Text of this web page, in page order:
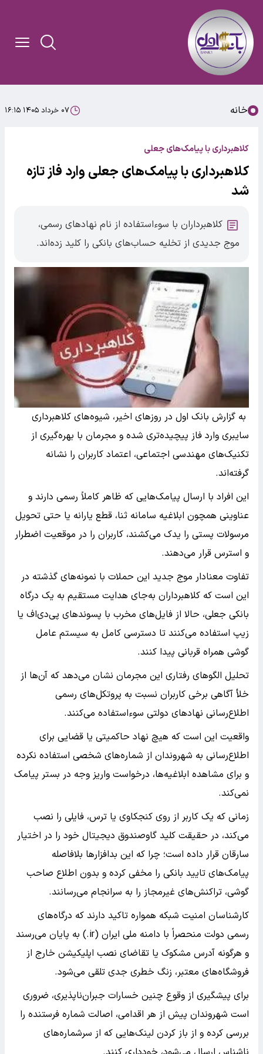
خانه ۰۷ خرداد ۱۴۰۵ ۱۶:۱۵
کلاهبرداری با پیامک‌های جعلی
کلاهبرداری با پیامک‌های جعلی وارد فاز تازه
شد
کلاهبرداران با سوءاستفاده از نام نهادهای رسمی،
موج جدیدی از تخلیه حساب‌های بانکی را کلید زده‌اند.
به گزارش بانک اول در روزهای اخیر، شیوه‌های کلاهبرداری
سایبری وارد فاز پیچیده‌تری شده و مجرمان با بهره‌گیری از
تکنیک‌های مهندسی اجتماعی، اعتماد کاربران را نشانه
گرفته‌اند.
این افراد با ارسال پیامک‌هایی که ظاهر کاملاً رسمی دارند و
عناوینی همچون ابلاغیه سامانه ثنا، قطع یارانه یا حتی تحویل
مرسولات پستی را یدک می‌کشند، کاربران را در موقعیت اضطرار
و استرس قرار می‌دهند.
تفاوت معنادار موج جدید این حملات با نمونه‌های گذشته در
این است که کلاهبرداران به‌جای هدایت مستقیم به یک درگاه
بانکی جعلی، حالا از فایل‌های مخرب با پسوندهای پی‌دی‌اف یا
زیپ استفاده می‌کنند تا دسترسی کامل به سیستم عامل
گوشی همراه قربانی پیدا کنند.
تحلیل الگوهای رفتاری این مجرمان نشان می‌دهد که آن‌ها از
خلأ آگاهی برخی کاربران نسبت به پروتکل‌های رسمی
اطلاع‌رسانی نهادهای دولتی سوءاستفاده می‌کنند.
واقعیت این است که هیچ نهاد حاکمیتی یا قضایی برای
اطلاع‌رسانی به شهروندان از شماره‌های شخصی استفاده نکرده
و برای مشاهده ابلاغیه‌ها، درخواست واریز وجه در بستر پیامک
نمی‌کند.
زمانی که یک کاربر از روی کنجکاوی یا ترس، فایلی را نصب
می‌کند، در حقیقت کلید گاوصندوق دیجیتال خود را در اختیار
سارقان قرار داده است؛ چرا که این بدافزارها بلافاصله
پیامک‌های تایید بانکی را مخفی کرده و بدون اطلاع صاحب
گوشی، تراکنش‌های غیرمجاز را به سرانجام می‌رسانند.
کارشناسان امنیت شبکه همواره تاکید دارند که درگاه‌های
رسمی دولت منحصراً با دامنه ملی ایران (ir.) به پایان می‌رسند
و هرگونه آدرس مشکوک یا تقاضای نصب اپلیکیشن خارج از
فروشگاه‌های معتبر، زنگ خطری جدی تلقی می‌شود.
برای پیشگیری از وقوع چنین خسارات جبران‌ناپذیری، ضروری
است شهروندان پیش از هر اقدامی، اصالت شماره فرستنده را
بررسی کرده و از باز کردن لینک‌هایی که از سرشماره‌های